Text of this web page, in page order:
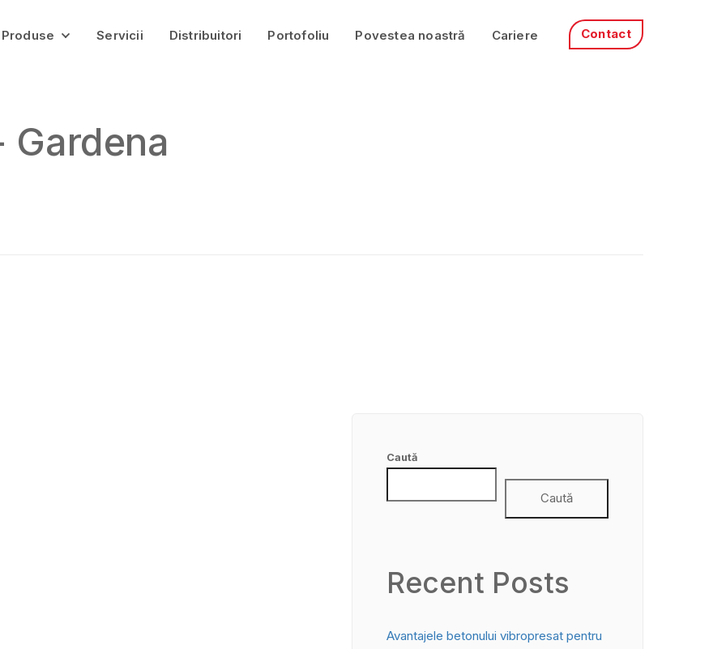
Produse
Bolțari
Servicii Distribuitori Portofoliu Povestea noastră Cariere Contact
Caută
Caută
Recent Posts
Avantajele betonului vibropresat pentru